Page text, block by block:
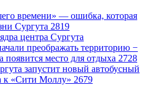
времени» — ошибка, которая
Сургута 2819
центра Сургута
преображать территорию −
появится место для отдыха 2728
запустит новый автобусный
«Сити Моллу» 2679